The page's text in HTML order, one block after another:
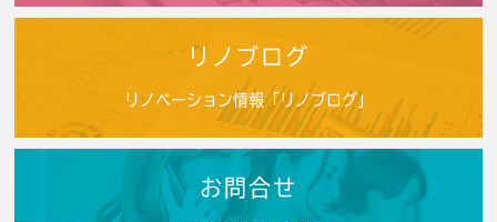
リノブログ
リノベーション情報「リノブログ」
お問合せ